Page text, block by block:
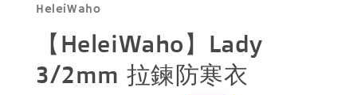
HeleiWaho
【HeleiWaho】Lady
3/2mm 拉鍊防寒衣